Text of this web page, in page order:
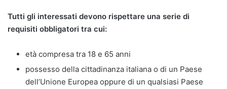
Tutti gli interessati devono rispettare una serie di
requisiti obbligatori tra cui:
età compresa tra 18 e 65 anni
possesso della cittadinanza italiana o di un Paese
dell’Unione Europea oppure di un qualsiasi Paese